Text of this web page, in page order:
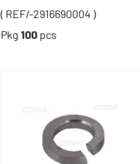
( REF/-2916690004 )
Pkg 100 pcs